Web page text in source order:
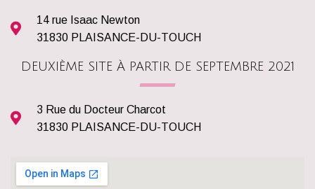
14 rue Isaac Newton
31830 PLAISANCE-DU-TOUCH
DEUXIÈME SITE À PARTIR DE SEPTEMBRE 2021
3 Rue du Docteur Charcot
31830 PLAISANCE-DU-TOUCH